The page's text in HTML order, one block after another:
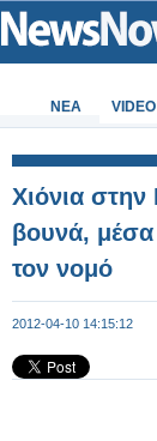
ΝΕΑ
Χιόνια στην
βουνά,
τον νομό
2012-04-10 14:15:12